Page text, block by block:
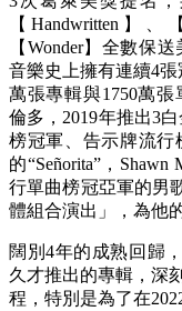
【Handwritten】、
【Wonder】全數保
音樂史上擁有連續4
萬張專輯與1750萬張
倫多，2019年推出3白
榜冠軍、告示牌流行
的“Señorita”，
行單曲榜冠亞軍的男
體組合演出」，為他
闊別4年的成熟回歸
久才推出的專輯，深
程，特別是為了在